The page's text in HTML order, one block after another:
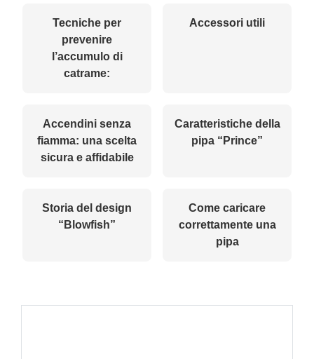
Tecniche per
prevenire
l’accumulo di
catrame:
Accessori utili
Accendini senza
fiamma: una scelta
sicura e affidabile
Caratteristiche della
pipa “Prince”
Storia del design
“Blowfish”
Come caricare
correttamente una
pipa